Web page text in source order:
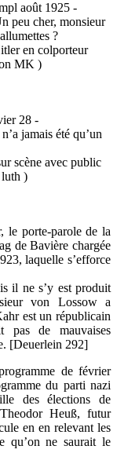
août 1925 -
peu cher, monsieur
?
en colporteur
MK )
28 -
jamais été qu’un
scène avec public
)
le porte-parole de la
de Bavière chargée
laquelle s’efforce
il ne s’y est produit
von Lossow a
est un républicain
pas de mauvaises
[Deuerlein 292]
de février
du parti nazi
des élections de
Heuß, futur
en en relevant les
qu’on ne saurait le